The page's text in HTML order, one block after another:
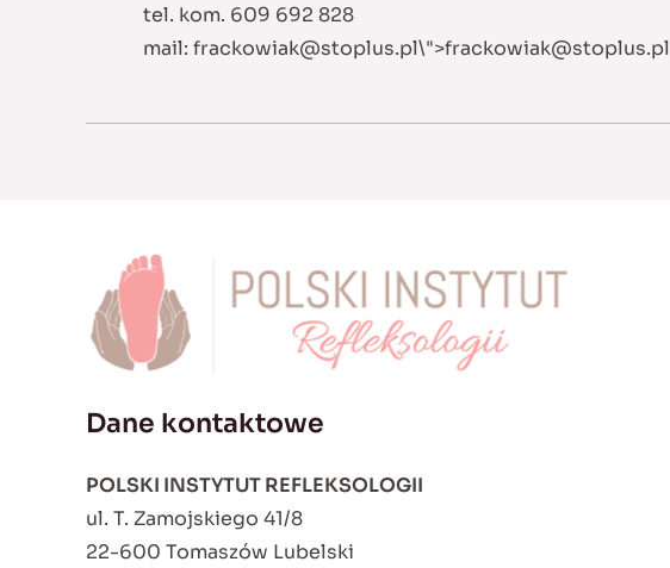
tel. kom. 609 692 828
mail: frackowiak@stoplus.pl\">frackowiak@stoplus.pl
Dane kontaktowe
POLSKI INSTYTUT REFLEKSOLOGII
ul. T. Zamojskiego 41/8
22-600 Tomaszów Lubelski